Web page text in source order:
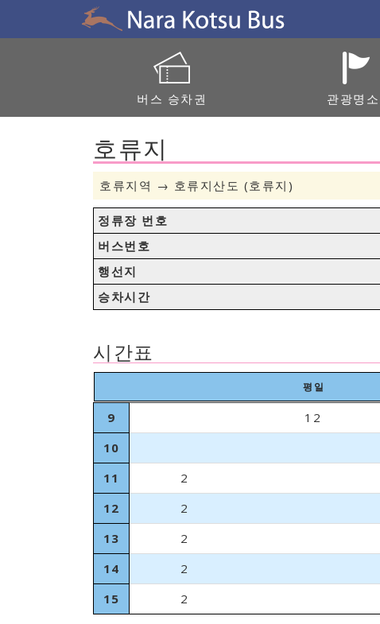
버스 승차권 관광명소
호류지
호류지역 → 호류지산도 (호류지)
정류장 번호
버스번호
행선지
승차시간
시간표
평일
9 12
10
11
2
12
2
13
2
14
2
15
2